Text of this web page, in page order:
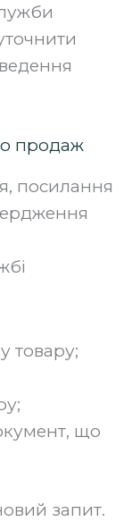
продаж
посилання
товару;
що
запит.